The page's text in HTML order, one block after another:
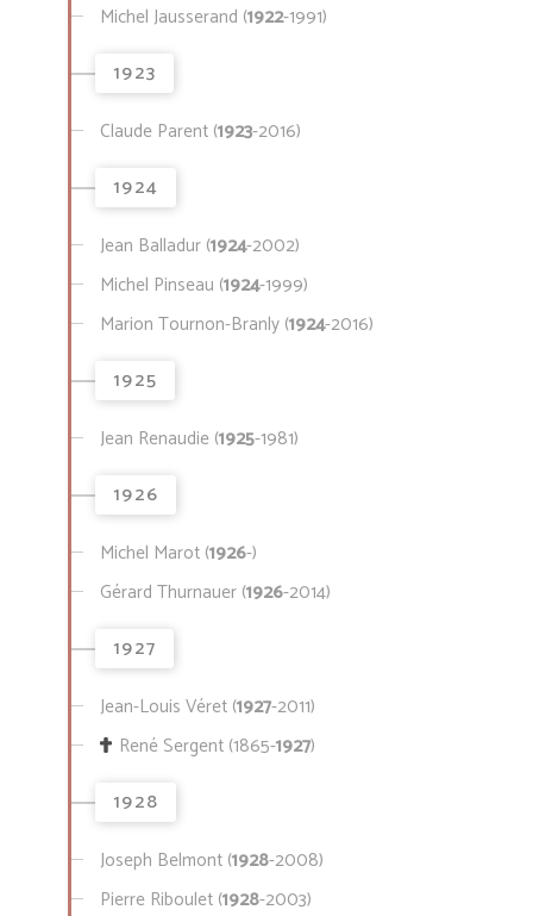
Michel Jausserand (1922-1991)
1923
Claude Parent (1923-2016)
1924
Jean Balladur (1924-2002)
Michel Pinseau (1924-1999)
Marion Tournon-Branly (1924-2016)
1925
Jean Renaudie (1925-1981)
1926
Michel Marot (1926-)
Gérard Thurnauer (1926-2014)
1927
Jean-Louis Véret (1927-2011)
René Sergent (1865-1927)
1928
Joseph Belmont (1928-2008)
Pierre Riboulet (1928-2003)